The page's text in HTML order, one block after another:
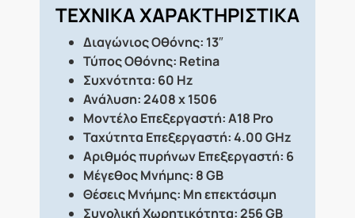
ΤΕΧΝΙΚΑ ΧΑΡΑΚΤΗΡΙΣΤΙΚΑ
Διαγώνιος Οθόνης: 13″
Τύπος Οθόνης: Retina
Συχνότητα: 60 Hz
Ανάλυση: 2408 x 1506
Μοντέλο Επεξεργαστή: A18 Pro
Ταχύτητα Επεξεργαστή: 4.00 GHz
Αριθμός πυρήνων Eπεξεργαστή: 6
Μέγεθος Μνήμης: 8 GB
Θέσεις Μνήμης: Μη επεκτάσιμη
Συνολική Χωρητικότητα: 256 GB